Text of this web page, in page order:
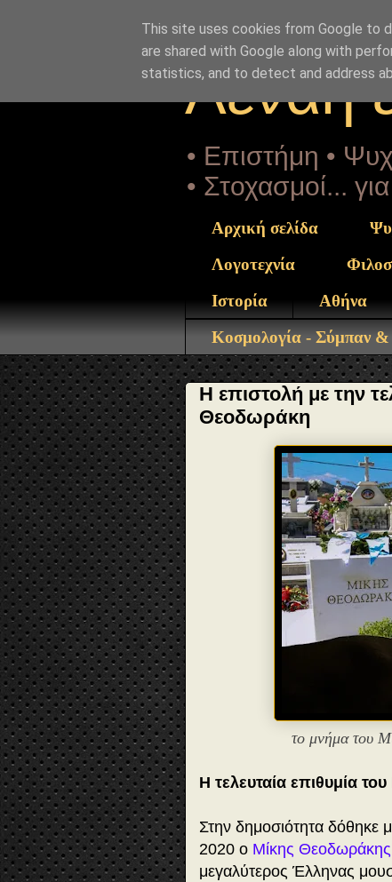
theodoraki-pros-KKE-koutsoumpa.html" } }
Αέναη
• Επιστήμη •
• Στοχασμοί...
Αρχική σελίδα
Λογοτεχνία
Ιστορία
Αθήνα
Κοσμολογία - Σύμπαν
Η επιστολή με την
Θεοδωράκη
το μνήμα του
Η τελευταία επιθυμία
Στην δημοσιότητα δόθηκε
2020 ο Μίκης Θεοδωράκης
μεγαλύτερος Έλληνας
This site uses cookies from Google to
are shared with Google along with
statistics, and to detect and address